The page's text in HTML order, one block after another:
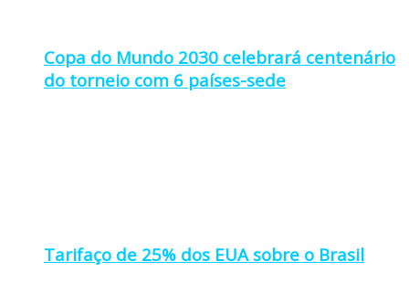
Tarifaço de 25% dos EUA sobre o Brasil
Copa do Mundo 2030 celebrará centenário
do torneio com 6 países-sede